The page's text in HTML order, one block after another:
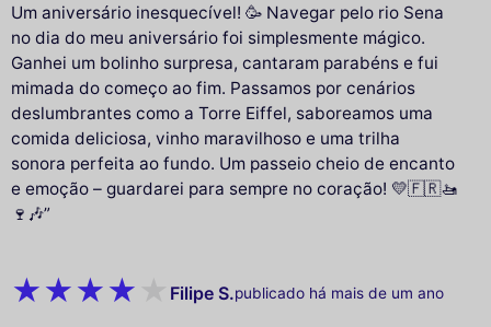
Um aniversário inesquecível! 🥳 Navegar pelo rio Sena
no dia do meu aniversário foi simplesmente mágico.
Ganhei um bolinho surpresa, cantaram parabéns e fui
mimada do começo ao fim. Passamos por cenários
deslumbrantes como a Torre Eiffel, saboreamos uma
comida deliciosa, vinho maravilhoso e uma trilha
sonora perfeita ao fundo. Um passeio cheio de encanto
e emoção – guardarei para sempre no coração! 💛🇫🇷🚤
🍷🎶”
Filipe S.publicado há mais de um ano